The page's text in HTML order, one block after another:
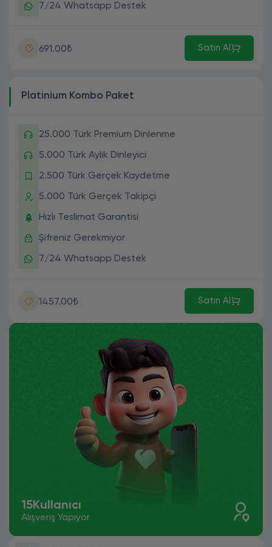
15Kullanıcı
Alışveriş Yapıyor
7/24 Whatsapp Destek
691.00₺ Satın Al
Platinium Kombo Paket
25.000 Türk Premium Dinlenme
5.000 Türk Aylık Dinleyici
2.500 Türk Gerçek Kaydetme
5.000 Türk Gerçek Takipçi
Hızlı Teslimat Garantisi
Şifreniz Gerekmiyor
7/24 Whatsapp Destek
1457.00₺ Satın Al